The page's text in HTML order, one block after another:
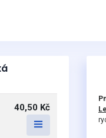
40,50 Kč